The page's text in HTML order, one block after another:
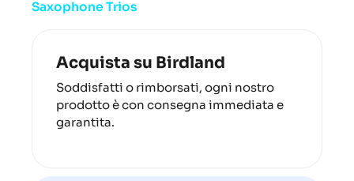
Saxophone Trios
Acquista su Birdland
Soddisfatti o rimborsati, ogni nostro
prodotto è con consegna immediata e
garantita.